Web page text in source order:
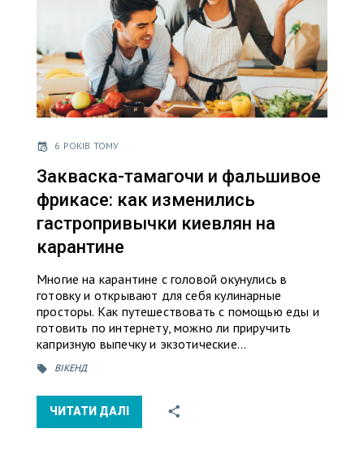
6 РОКІВ ТОМУ
Закваска-тамагочи и фальшивое
фрикасе: как изменились
гастропривычки киевлян на
карантине
Многие на карантине с головой окунулись в
готовку и открывают для себя кулинарные
просторы. Как путешествовать с помощью еды и
готовить по интернету, можно ли приручить
капризную выпечку и экзотические…
ВІКЕНД
ЧИТАТИ ДАЛІ